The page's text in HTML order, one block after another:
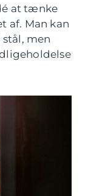
at tænke
af. Man kan
men